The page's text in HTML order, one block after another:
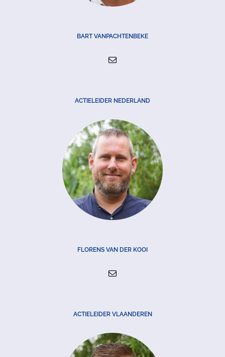
BART VANPACHTENBEKE
ACTIELEIDER NEDERLAND
FLORENS VAN DER KOOI
ACTIELEIDER VLAANDEREN